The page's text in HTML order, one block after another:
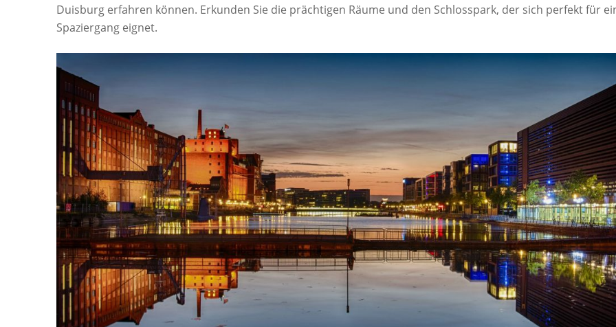
Duisburg erfahren können. Erkunden Sie die prächtigen Räume und den Schlosspark, der sich perfekt für
Spaziergang eignet.